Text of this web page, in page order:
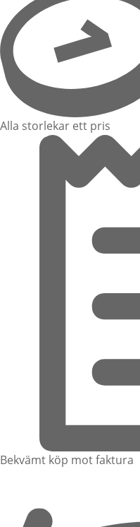
Alla storlekar ett pris
Bekvämt köp mot faktura